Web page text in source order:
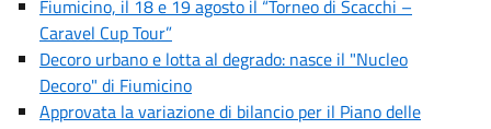
Fiumicino, il 18 e 19 agosto il “Torneo di Scacchi –
Caravel Cup Tour”
Decoro urbano e lotta al degrado: nasce il "Nucleo
Decoro" di Fiumicino
Approvata la variazione di bilancio per il Piano delle